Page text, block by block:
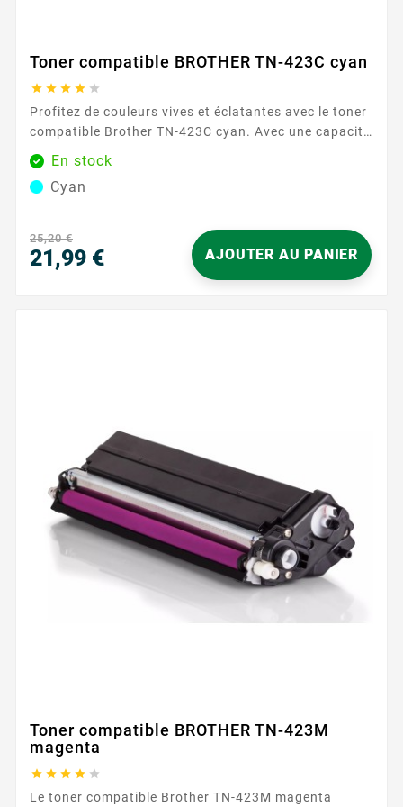
Toner compatible BROTHER TN-423C cyan
    
Profitez de couleurs vives et éclatantes avec le toner
compatible Brother TN-423C cyan. Avec une capacité
de 4000 pages, ce toner assure des impressions
durables et fiables. Caractéristiques principales :
Couleur : Cyan Capacité d'impression : 4000 pages
En stock
Cyan
25,20 €
21,99 € AJOUTER AU PANIER
Toner compatible BROTHER TN-423M
magenta
    
Le toner compatible Brother TN-423M magenta